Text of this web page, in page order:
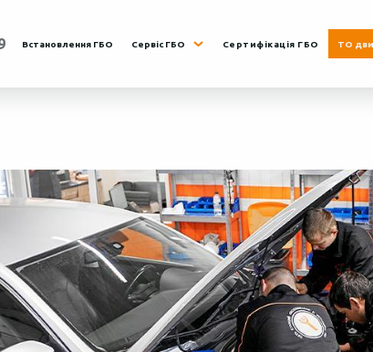
8:00 - 19:00
Встановлення ГБО Сервіс ГБО Сертифікація ГБО ТО